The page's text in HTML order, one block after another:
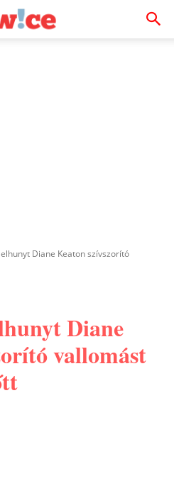
Diane Keaton szívszorító
Diane
vallomást